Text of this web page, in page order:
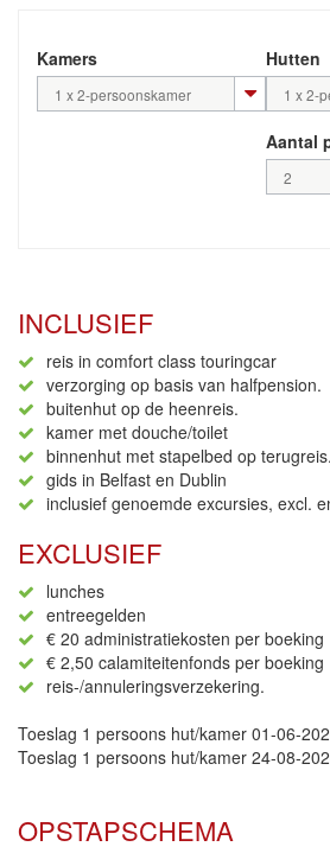
Kamers
1 x 2-persoonskamer
Hutten
Aantal
2
INCLUSIEF
reis in comfort class touringcar
verzorging op basis van halfpension.
buitenhut op de heenreis.
kamer met douche/toilet
binnenhut met stapelbed op terugreis.
gids in Belfast en Dublin
inclusief genoemde excursies, excl.
EXCLUSIEF
lunches
entreegelden
€ 20 administratiekosten per boeking
€ 2,50 calamiteitenfonds per boeking
reis-/annuleringsverzekering.
Toeslag 1 persoons hut/kamer 01-06-
Toeslag 1 persoons hut/kamer 24-08-
OPSTAPSCHEMA